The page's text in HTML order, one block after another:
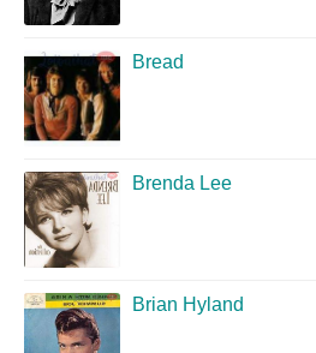
Bread
Brenda Lee
Brian Hyland